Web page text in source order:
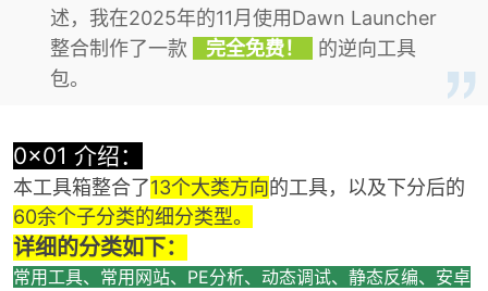
解
述，我在2025年的11月使用Dawn Launcher
整合制作了一款
完全免费！
的逆向工具
包。
0x01 介绍：
本工具箱整合了13个大类方向的工具，以及下分后的
60余个子分类的细分类型。
详细的分类如下：
常用工具、常用网站、PE分析、动态调试、静态反编、安卓